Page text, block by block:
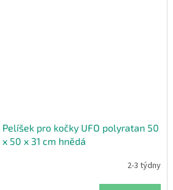
Pelíšek pro kočky UFO polyratan 50
x 50 x 31 cm hnědá
2-3 týdny